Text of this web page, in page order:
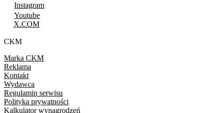
Instagram
Youtube
X.COM
CKM
Marka CKM
Reklama
Kontakt
Wydawca
Regulamin serwisu
Polityka prywatności
Kalkulator wynagrodzeń